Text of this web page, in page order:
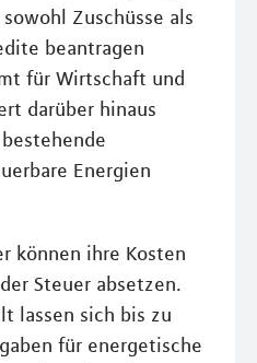
Zuschüsse als
beantragen
für Wirtschaft und
darüber hinaus
Energien
können ihre Kosten
Steuer absetzen.
lassen sich bis zu
für energetische